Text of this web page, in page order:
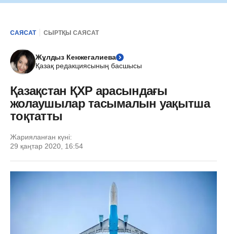
САЯСАТ СЫРТҚЫ САЯСАТ
Жұлдыз Кенжегалиева
Қазақ редакциясының басшысы
Қазақстан ҚХР арасындағы
жолаушылар тасымалын уақытша
тоқтатты
Жарияланған күні:
29 қаңтар 2020, 16:54